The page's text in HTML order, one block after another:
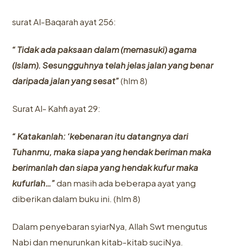
surat Al-Baqarah ayat 256:
“ Tidak ada paksaan dalam (memasuki) agama
(Islam). Sesungguhnya telah jelas jalan yang benar
daripada jalan yang sesat”(hlm 8)
Surat Al- Kahfi ayat 29:
“ Katakanlah: ‘kebenaran itu datangnya dari
Tuhanmu, maka siapa yang hendak beriman maka
berimanlah dan siapa yang hendak kufur maka
kufurlah…”dan masih ada beberapa ayat yang
diberikan dalam buku ini. (hlm 8)
Dalam penyebaran syiarNya, Allah Swt mengutus
Nabi dan menurunkan kitab-kitab suciNya.